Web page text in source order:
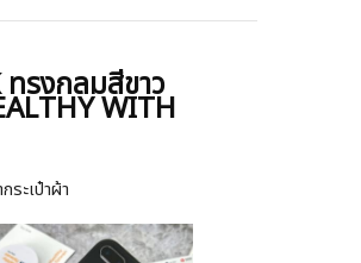
รงกลมสีขาว
WITH
ระเป๋าผ้า